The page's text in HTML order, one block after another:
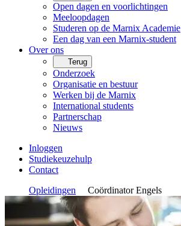
Open dagen en voorlichtingen
Meeloopdagen
Studeren op de Marnix Academie
Een dag van een Marnix-student
Over ons
Terug
Onderzoek
Organisatie en bestuur
Werken bij de Marnix
International students
Partnerschap
Nieuws
Inloggen
Studiekeuzehulp
Contact
Opleidingen
Coördinator Engels